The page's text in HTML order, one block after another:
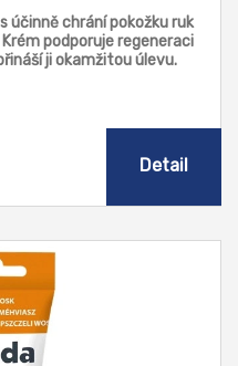
účinně chrání pokožku ruk
podporuje regeneraci
ji okamžitou úlevu.
Detail